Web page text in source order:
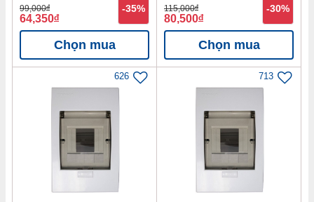
99,000đ
64,350đ
-35%
Chọn mua
115,000đ
80,500đ
-30%
Chọn mua
626 713